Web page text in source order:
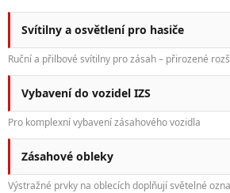
Svítilny a osvětlení pro hasiče
Ruční a přilbové svítilny pro zásah – přirozené
Vybavení do vozidel IZS
Pro komplexní vybavení zásahového vozidla
Zásahové obleky
Výstražné prvky na oblecích doplňují světelné